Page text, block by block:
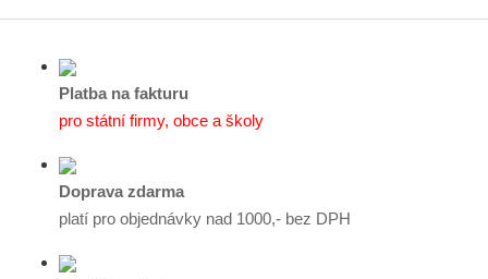
Platba na fakturu
pro státní firmy, obce a školy
Doprava zdarma
platí pro objednávky nad 1000,- bez DPH